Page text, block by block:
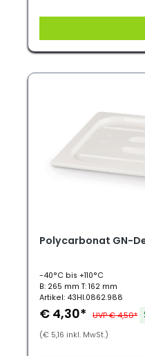
Polycarbonat GN-
-40°C bis +110°C
B: 265 mm T: 162 mm
Artikel: 43HI.0862.988
€ 4,30* UVP € 4,50*
(€ 5,16 inkl. MwSt.)